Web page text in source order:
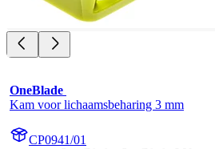
OneBlade
Kam voor lichaamsbeharing 3 mm
CP0941/01